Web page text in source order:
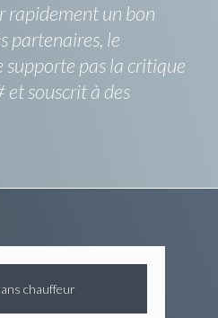
rapidement un bon
partenaires, le
supporte pas la critique
souscrit à des
chauffeur